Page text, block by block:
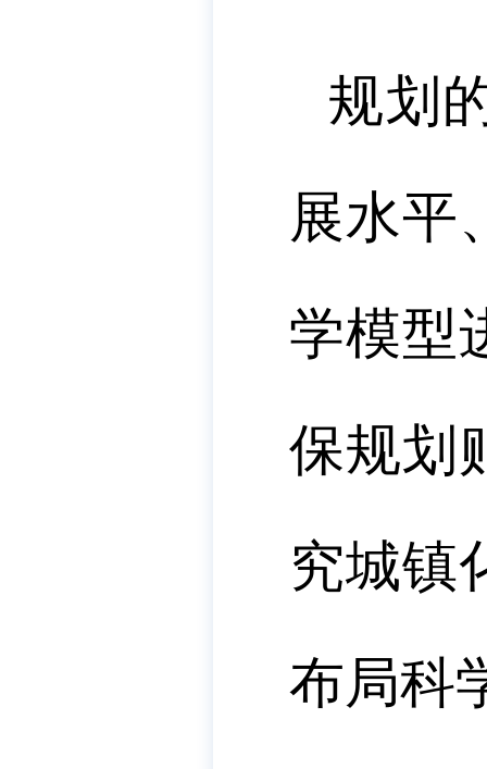
规划
展水平
学模型
保规划
究城镇
布局科